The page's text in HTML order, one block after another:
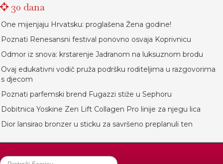
30 dana
One mijenjaju Hrvatsku: proglašena Žena godine!
Poznati Renesansni festival ponovno osvaja Koprivnicu
Odmor iz snova: krstarenje Jadranom na luksuznom brodu
Ovaj edukativni vodič pruža podršku roditeljima u razgovorima
s djecom
Poznati parfemski brend Fugazzi stiže u Sephoru
Dobitnica Yoskine Zen Lift Collagen Pro linije za njegu lica
Dior lansirao bronzer u sticku za savršeno preplanuli ten